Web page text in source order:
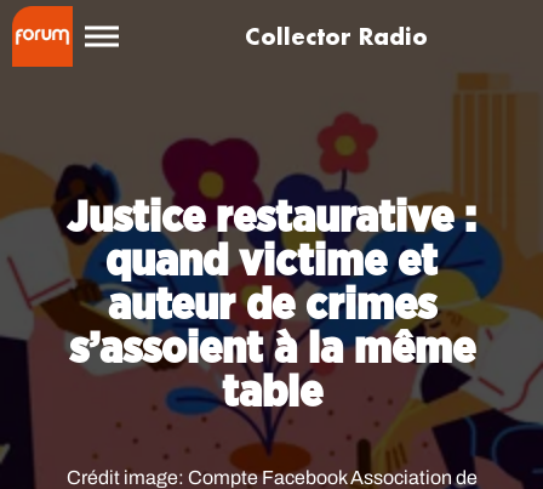
Collector Radio
Justice restaurative :
quand victime et
auteur de crimes
s’assoient à la même
table
Crédit image: Compte Facebook Association de